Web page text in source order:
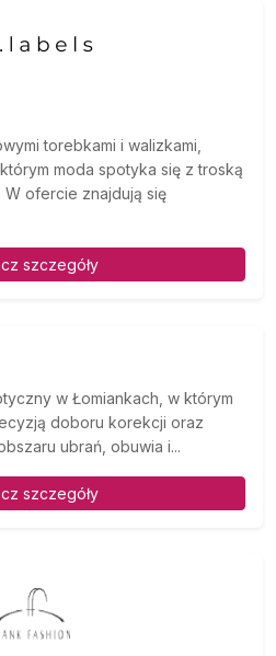
torebkami i walizkami,
moda spotyka się z troską
ofercie znajdują się
szczegóły
w Łomiankach, w którym
doboru korekcji oraz
ubrań, obuwia i...
szczegóły